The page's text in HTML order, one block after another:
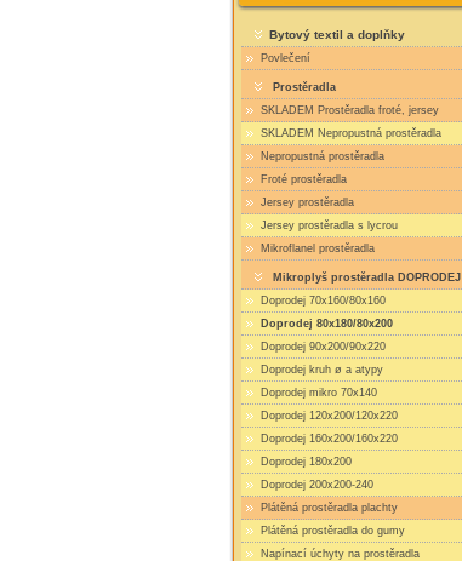
Bytový textil a doplňky
Povlečení
Prostěradla
SKLADEM Prostěradla froté, jersey
SKLADEM Nepropustná prostěradla
Nepropustná prostěradla
Froté prostěradla
Jersey prostěradla
Jersey prostěradla s lycrou
Mikroflanel prostěradla
Mikroplyš prostěradla DOPRODEJ
Doprodej 70x160/80x160
Doprodej 80x180/80x200
Doprodej 90x200/90x220
Doprodej kruh ø a atypy
Doprodej mikro 70x140
Doprodej 120x200/120x220
Doprodej 160x200/160x220
Doprodej 180x200
Doprodej 200x200-240
Plátěná prostěradla plachty
Plátěná prostěradla do gumy
Napínací úchyty na prostěradla